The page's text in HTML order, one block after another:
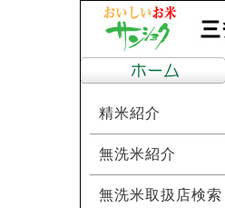
精米紹介
無洗米紹介
無洗米取扱店検索